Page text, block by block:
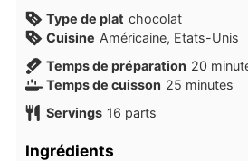
Type de plat chocolat
Cuisine Américaine, Etats-Unis
Temps de préparation 20
Temps de cuisson 25 minutes
minutes
Servings 16 parts
Ingrédients